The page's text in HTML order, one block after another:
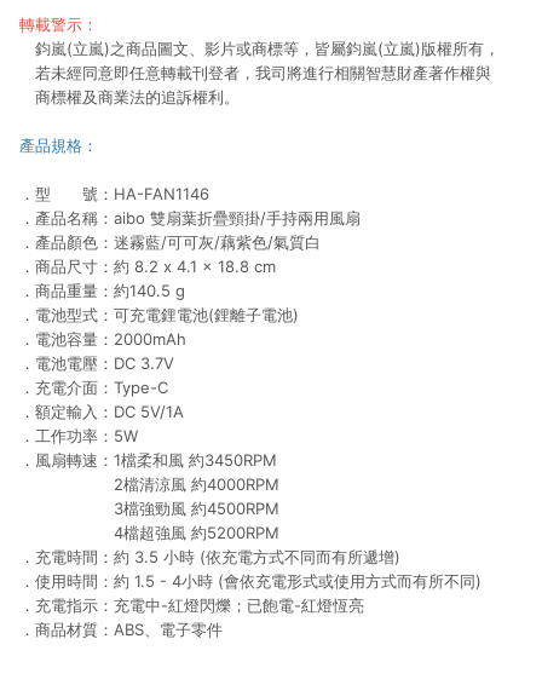
轉載警示：
鈞嵐(立嵐)之商品圖文、影片或商標等，皆屬鈞嵐(立嵐)版權所有，
若未經同意即任意轉載刊登者，我司將進行相關智慧財產著作權與
商標權及商業法的追訴權利。
產品規格：
．型 號：HA-FAN1146
．產品名稱：aibo 雙扇葉折疊頸掛/手持兩用風扇
．產品顏色：迷霧藍/可可灰/藕紫色/氣質白
．商品尺寸：約 8.2 x 4.1 x 18.8 cm
．商品重量：約140.5 g
．電池型式：可充電鋰電池(鋰離子電池)
．電池容量：2000mAh
．電池電壓：DC 3.7V
．充電介面：Type-C
．額定輸入：DC 5V/1A
．工作功率：5W
．風扇轉速：1檔柔和風 約3450RPM
2檔清涼風 約4000RPM
3檔強勁風 約4500RPM
4檔超強風 約5200RPM
．充電時間：約 3.5 小時 (依充電方式不同而有所遞增)
．使用時間：約 1.5 - 4小時 (會依充電形式或使用方式而有所不同)
．充電指示：充電中-紅燈閃爍；已飽電-紅燈恆亮
．商品材質：ABS、電子零件